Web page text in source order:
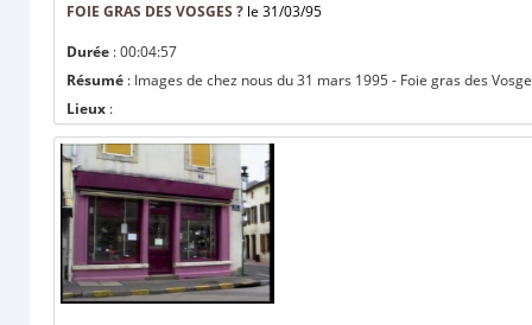
FOIE GRAS DES VOSGES ? le 31/03/95
Durée : 00:04:57
Résumé : Images de chez nous du 31 mars 1995 - Foie gras des
Lieux :